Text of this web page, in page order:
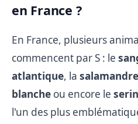
en France ?
En France, plusieurs
commencent par S : le
atlantique, la
blanche ou encore le
l'un des plus